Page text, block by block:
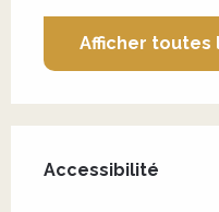
Afficher toutes
Accessibilité
Accessibilité